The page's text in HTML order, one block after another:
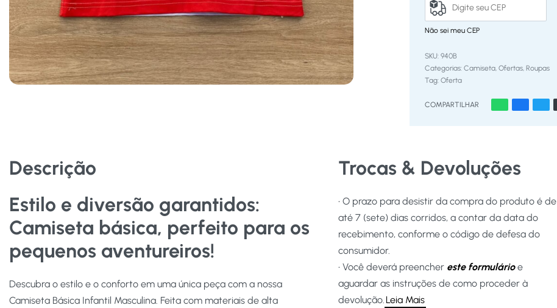
Não sei meu CEP
940B
Categorias: Camiseta, Ofertas, Roupas
Tag: Oferta
COMPARTILHAR
Descrição
Estilo e diversão garantidos:
Camiseta básica, perfeito para os
pequenos aventureiros!
Descubra o estilo e o conforto em uma única peça com a nossa
Camiseta Básica Infantil Masculina. Feita com materiais de alta
Trocas & Devoluções
• O prazo para desistir da compra do produto é de
até 7 (sete) dias corridos, a contar da data do
recebimento, conforme o código de defesa do
consumidor.
• Você deverá preencher este formulárioe
aguardar as instruções de como proceder à
devolução. Leia Mais